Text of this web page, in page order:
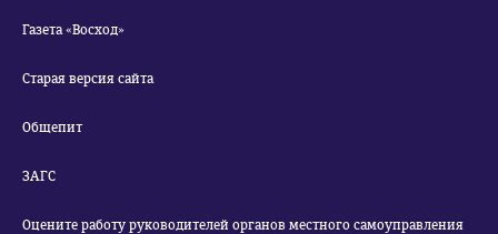
Газета «Восход»
Старая версия сайта
Общепит
ЗАГС
Оцените работу руководителей органов местного самоуправления